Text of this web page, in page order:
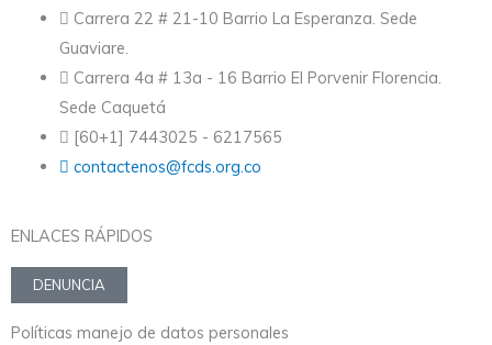
Carrera 22 # 21-10 Barrio La Esperanza. Sede
Guaviare.
Carrera 4a # 13a - 16 Barrio El Porvenir Florencia.
Sede Caquetá
[60+1] 7443025 - 6217565
contactenos@fcds.org.co
ENLACES RÁPIDOS
DENUNCIA
Políticas manejo de datos personales